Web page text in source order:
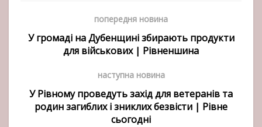
попередня новина
У громаді на Дубенщині збирають продукти
для військових | Рівненшина
наступна новина
У Рівному проведуть захід для ветеранів та
родин загиблих і зниклих безвісти | Рівне
сьогодні